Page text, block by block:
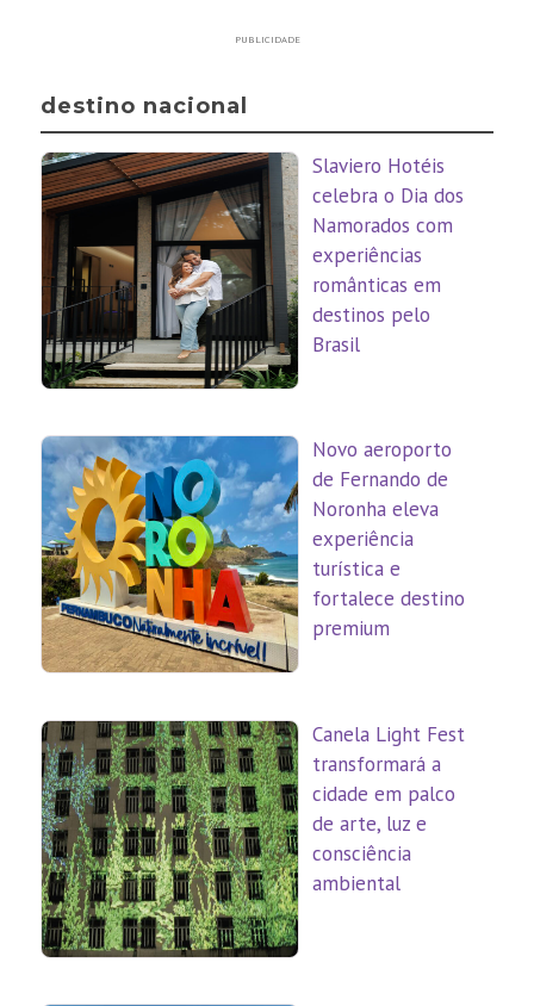
PUBLICIDADE
destino nacional
Slaviero Hotéis
celebra o Dia dos
Namorados com
experiências
românticas em
destinos pelo
Brasil
Novo aeroporto
de Fernando de
Noronha eleva
experiência
turística e
fortalece destino
premium
Canela Light Fest
transformará a
cidade em palco
de arte, luz e
consciência
ambiental